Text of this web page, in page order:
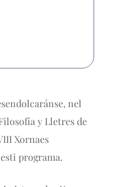
nel
y Lletres de
Xornaes
programa.